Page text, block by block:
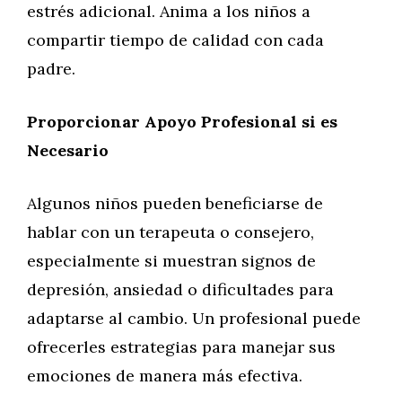
estrés adicional. Anima a los niños a
compartir tiempo de calidad con cada
padre.
Proporcionar Apoyo Profesional si es
Necesario
Algunos niños pueden beneficiarse de
hablar con un terapeuta o consejero,
especialmente si muestran signos de
depresión, ansiedad o dificultades para
adaptarse al cambio. Un profesional puede
ofrecerles estrategias para manejar sus
emociones de manera más efectiva.